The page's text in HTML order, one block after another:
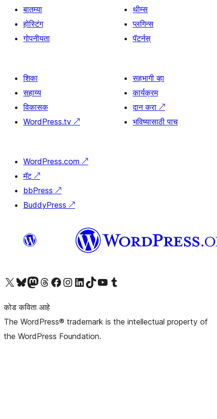
बातम्या
होस्टिंग
गोपनीयता
थीम्स
प्लगिन्स
पॅटर्नस्
शिका
सहाय्य
विकासक
WordPress.tv ↗
सहभागी व्हा
कार्यक्रम
दान करा ↗
भविष्यासाठी पाच
WordPress.com ↗
मॅट ↗
bbPress ↗
BuddyPress ↗
आमच्या X (एक्स) (पूर्वीचे ट्विटर) खात्याला भेट द्या आमच्या ब्लूस्की खात्याला भेट द्या.आमच्या Mastodon खात्याला भेट द्या.आमच्या थ्रेड्स खात्याला भेट द्या. आमच्या फेसबुक पेजला भेट द्या आमच्या इंस्टाग्राम खात्याला भेट द्या आमच्या लिंक्डइन खात्याला भेट द्या आमच्या टिकटॉक अकाउंटला भेट द्या.आमच्या यूट्यूब चॅनेलला भेट द्या आमच्या टंबलर खात्याला भेट द्या.
कोड कविता आहे
The WordPress® trademark is the intellectual property of
the WordPress Foundation.